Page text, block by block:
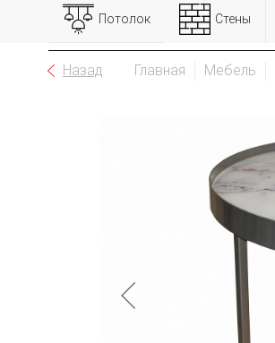
Потолок Стены
Назад Главная Мебель